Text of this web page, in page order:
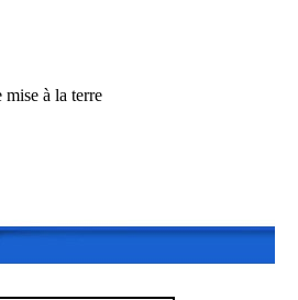
mise à la terre